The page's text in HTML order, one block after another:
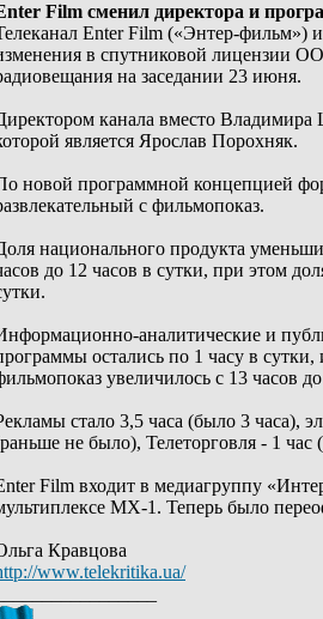
Film сменил директора и
Enter Film («Энтер-фильм»)
в спутниковой лицензии
на заседании 23 июня.
канала вместо
является Ярослав Порохняк.
новой программной концепцией
с фильмопоказ.
национального продукта
до 12 часов в сутки, при этом
аналитические и
остались по 1 часу в
увеличилось с 13 часов
стало 3,5 часа (было 3 часа),
не было), Телеторговля - 1 час
Film входит в медиагруппу
МХ-1. Теперь было
Кравцова
www.telekritika.ua/